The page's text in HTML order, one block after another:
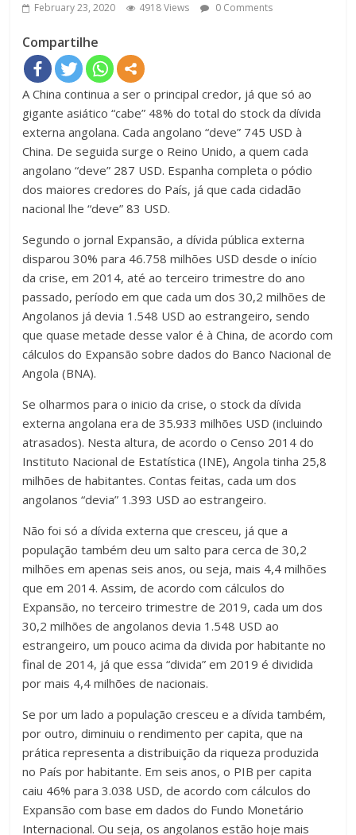
February 23, 2020 4918 Views 0 Comments
Compartilhe
A China continua a ser o principal credor, já que só ao
gigante asiático “cabe” 48% do total do stock da dívida
externa angolana. Cada angolano “deve” 745 USD à
China. De seguida surge o Reino Unido, a quem cada
angolano “deve” 287 USD. Espanha completa o pódio
dos maiores credores do País, já que cada cidadão
nacional lhe “deve” 83 USD.
Segundo o jornal Expansão, a dívida pública externa
disparou 30% para 46.758 milhões USD desde o início
da crise, em 2014, até ao terceiro trimestre do ano
passado, período em que cada um dos 30,2 milhões de
Angolanos já devia 1.548 USD ao estrangeiro, sendo
que quase metade desse valor é à China, de acordo com
cálculos do Expansão sobre dados do Banco Nacional de
Angola (BNA).
Se olharmos para o inicio da crise, o stock da dívida
externa angolana era de 35.933 milhões USD (incluindo
atrasados). Nesta altura, de acordo o Censo 2014 do
Instituto Nacional de Estatística (INE), Angola tinha 25,8
milhões de habitantes. Contas feitas, cada um dos
angolanos “devia” 1.393 USD ao estrangeiro.
Não foi só a dívida externa que cresceu, já que a
população também deu um salto para cerca de 30,2
milhões em apenas seis anos, ou seja, mais 4,4 milhões
que em 2014. Assim, de acordo com cálculos do
Expansão, no terceiro trimestre de 2019, cada um dos
30,2 milhões de angolanos devia 1.548 USD ao
estrangeiro, um pouco acima da divida por habitante no
final de 2014, já que essa “divida” em 2019 é dividida
por mais 4,4 milhões de nacionais.
Se por um lado a população cresceu e a dívida também,
por outro, diminuiu o rendimento per capita, que na
prática representa a distribuição da riqueza produzida
no País por habitante. Em seis anos, o PIB per capita
caiu 46% para 3.038 USD, de acordo com cálculos do
Expansão com base em dados do Fundo Monetário
Internacional. Ou seja, os angolanos estão hoje mais